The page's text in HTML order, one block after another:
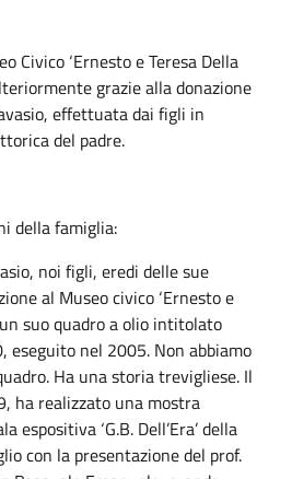
Civico ‘Ernesto e Teresa Della
grazie alla donazione
effettuata dai figli in
del padre.
della famiglia:
noi figli, eredi delle sue
al Museo civico ‘Ernesto e
un suo quadro a olio intitolato
eseguito nel 2005. Non abbiamo
Ha una storia trevigliese. Il
ha realizzato una mostra
espositiva ‘G.B. Dell’Era’ della
con la presentazione del prof.